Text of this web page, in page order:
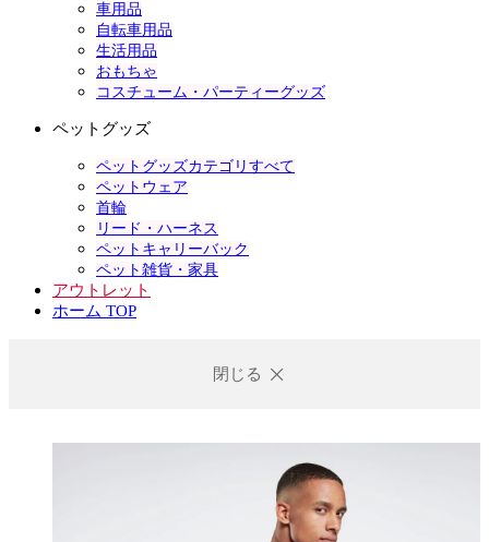
車用品
自転車用品
生活用品
おもちゃ
コスチューム・パーティーグッズ
ペットグッズ
ペットグッズカテゴリすべて
ペットウェア
首輪
リード・ハーネス
ペットキャリーバック
ペット雑貨・家具
アウトレット
ホーム TOP
閉じる